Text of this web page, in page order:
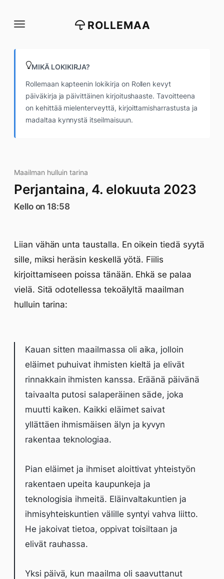
suoraan
ROLLEMAA
MIKÄ LOKIKIRJA?
Rollemaan kapteenin lokikirja on Rollen kevyt
päiväkirja ja päivittäinen kirjoitushaaste. Tavoitteena
on kehittää mielenterveyttä, kirjoittamisharrastusta ja
madaltaa kynnystä itseilmaisuun.
Maailman hulluin tarina
Perjantaina, 4. elokuuta 2023
Kello on 18:58
Liian vähän unta taustalla. En oikein tiedä syytä
sille, miksi heräsin keskellä yötä. Fiilis
kirjoittamiseen poissa tänään. Ehkä se palaa
vielä. Sitä odotellessa tekoälyltä maailman
hulluin tarina:
Kauan sitten maailmassa oli aika, jolloin
eläimet puhuivat ihmisten kieltä ja elivät
rinnakkain ihmisten kanssa. Eräänä päivänä
taivaalta putosi salaperäinen säde, joka
muutti kaiken. Kaikki eläimet saivat
yllättäen ihmismäisen älyn ja kyvyn
rakentaa teknologiaa.
Pian eläimet ja ihmiset aloittivat yhteistyön
rakentaen upeita kaupunkeja ja
teknologisia ihmeitä. Eläinvaltakuntien ja
ihmisyhteiskuntien välille syntyi vahva liitto.
He jakoivat tietoa, oppivat toisiltaan ja
elivät rauhassa.
Yksi päivä, kun maailma oli saavuttanut